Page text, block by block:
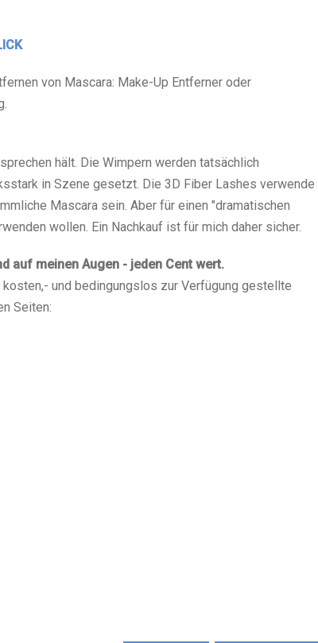
von Mascara: Make-Up Entferner oder
hält. Die Wimpern werden tatsächlich
in Szene gesetzt. Die 3D Fiber Lashes verwende
Mascara sein. Aber für einen "dramatischen
wollen. Ein Nachkauf ist für mich daher sicher.
auf meinen Augen - jeden Cent wert.
und bedingungslos zur Verfügung gestellte
Seiten: